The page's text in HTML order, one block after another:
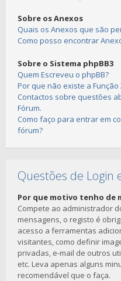
Sobre os Anexos
Quais os Anexos que são
Como posso encontrar
Sobre o Sistema phpBB3
Quem Escreveu o phpBB?
Por que não existe a Função
Contactos sobre questões
Fórum.
Como faço para entrar em
fórum?
Questões de Login
Por que motivo tenho de
Compete ao administrador
mensagens, o registo é
acesso a ferramentas
visitantes, como definir
privadas, e-mail de outros
etc. Leva apenas alguns
recomendável que o faça.